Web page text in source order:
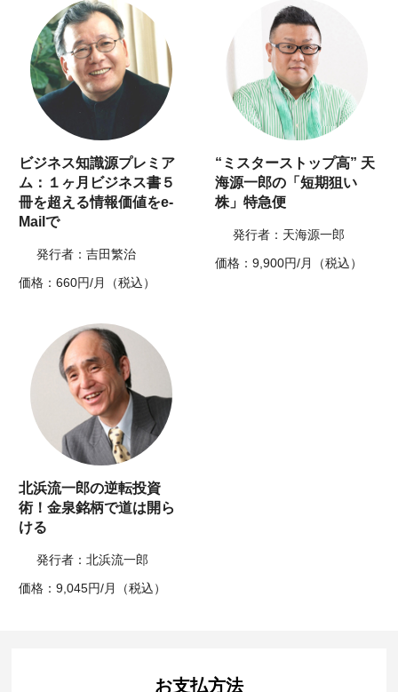
ビジネス知識源プレミア
ム：１ヶ月ビジネス書５
冊を超える情報価値をe-
Mailで
発行者：吉田繁治
価格：660円/月（税込）
“ミスターストップ高” 天
海源一郎の「短期狙い
株」特急便
発行者：天海源一郎
価格：9,900円/月（税込）
北浜流一郎の逆転投資
術！金泉銘柄で道は開ら
ける
発行者：北浜流一郎
価格：9,045円/月（税込）
お支払方法